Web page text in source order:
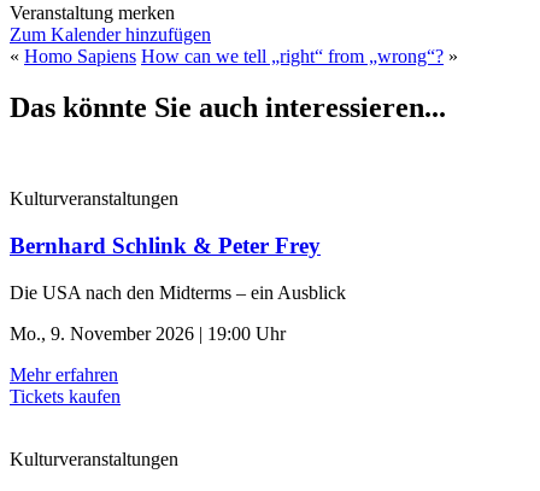
Veranstaltung merken
Zum Kalender hinzufügen
« Homo Sapiens How can we tell „right“ from „wrong“? »
Das könnte Sie auch interessieren...
Kulturveranstaltungen
Bernhard Schlink & Peter Frey
Die USA nach den Midterms – ein Ausblick
Mo., 9. November 2026 | 19:00 Uhr
Mehr erfahren
Tickets kaufen
Kulturveranstaltungen